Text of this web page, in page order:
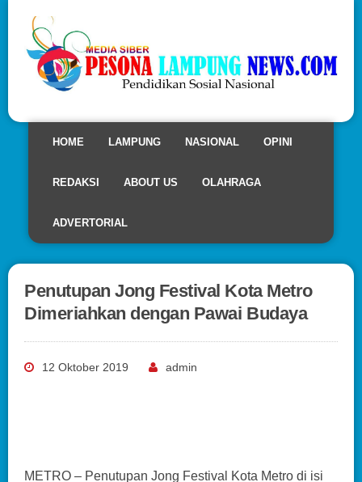
HOME LAMPUNG NASIONAL OPINI
REDAKSI ABOUT US OLAHRAGA
ADVERTORIAL
Penutupan Jong Festival Kota Metro
Dimeriahkan dengan Pawai Budaya
12 Oktober 2019 admin
METRO – Penutupan Jong Festival Kota Metro di isi